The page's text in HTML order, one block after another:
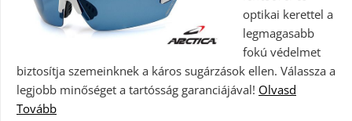
optikai kerettel a
legmagasabb
fokú védelmet
biztosítja szemeinknek a káros sugárzások ellen. Válassza a
legjobb minőséget a tartósság garanciájával! Olvasd
Tovább